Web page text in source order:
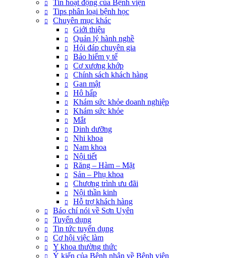
Tin hoạt động của Bệnh viện
Tips phân loại bệnh học
Chuyên mục khác
Giới thiệu
Quản lý hành nghề
Hỏi đáp chuyên gia
Bảo hiểm y tế
Cơ xương khớp
Chính sách khách hàng
Gan mật
Hô hấp
Khám sức khỏe doanh nghiệp
Khám sức khỏe
Mắt
Dinh dưỡng
Nhi khoa
Nam khoa
Nội tiết
Răng – Hàm – Mặt
Sản – Phụ khoa
Chương trình ưu đãi
Nội thần kinh
Hỗ trợ khách hàng
Báo chí nói về Sơn Uyên
Tuyển dụng
Tin tức tuyển dụng
Cơ hội việc làm
Y khoa thường thức
Ý kiến của Bệnh nhân về Bệnh viện